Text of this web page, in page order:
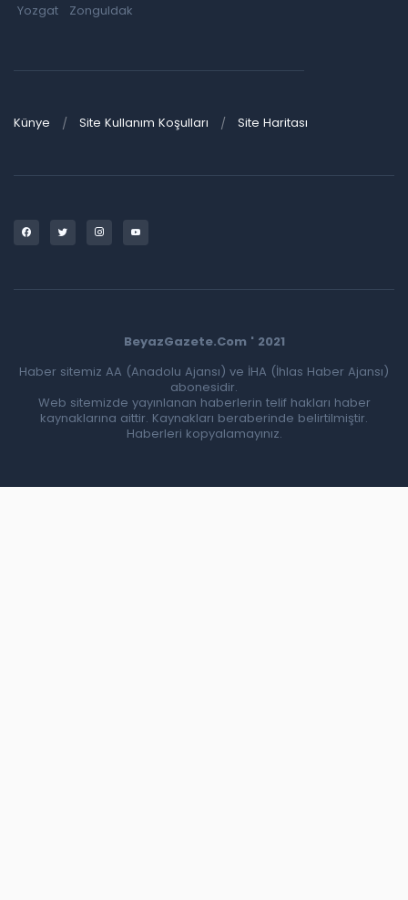
Yozgat
Zonguldak
Künye Site Kullanım Koşulları Site Haritası
BeyazGazete.Com ' 2021
Haber sitemiz AA (Anadolu Ajansı) ve İHA (İhlas Haber Ajansı)
abonesidir.
Web sitemizde yayınlanan haberlerin telif hakları haber
kaynaklarına aittir. Kaynakları beraberinde belirtilmiştir.
Haberleri kopyalamayınız.